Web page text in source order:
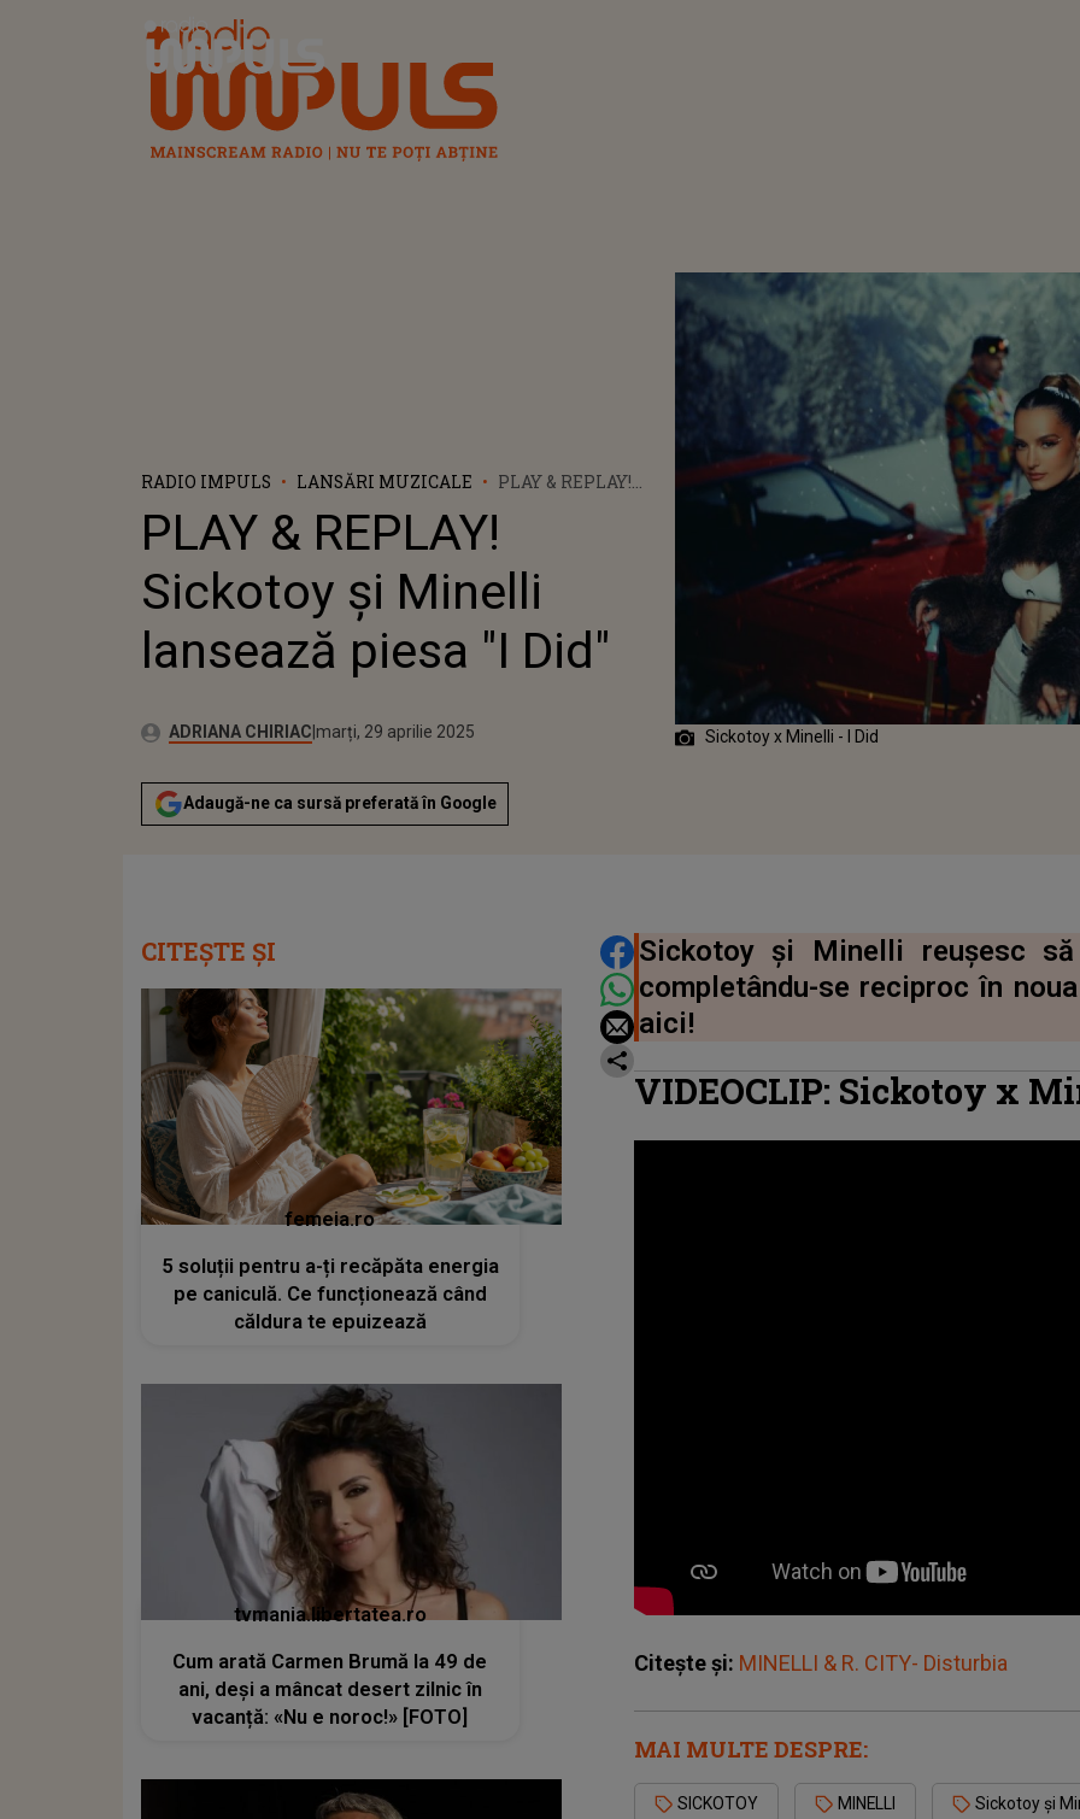
Radio Impuls
RADIO IMPULS LANSĂRI MUZICALE
PLAY & REPLAY!
PLAY & REPLAY!
Sickotoy și Minelli
lansează piesa "I Did"
Autor:ADRIANA CHIRIAC Publicat:
marți, 29 aprilie 2025
Adaugă-ne ca sursă preferată în Google
Sickotoy x Minelli - I Did
DISTRIBUIE ARTICOLUL
Sickotoy și Minelli reuşesc
completându-se reciproc în
aici!
VIDEOCLIP: Sickotoy x
Citește și: MINELLI & R. CITY- Disturbia
MAI MULTE DESPRE:
SICKOTOY MINELLI Sickotoy și
CITEȘTE ȘI
femeia.ro
5 soluții pentru a-ți recăpăta energia
pe caniculă. Ce funcționează când
căldura te epuizează
tvmania.libertatea.ro
Cum arată Carmen Brumă la 49 de
ani, deși a mâncat desert zilnic în
vacanță: «Nu e noroc!» [FOTO]